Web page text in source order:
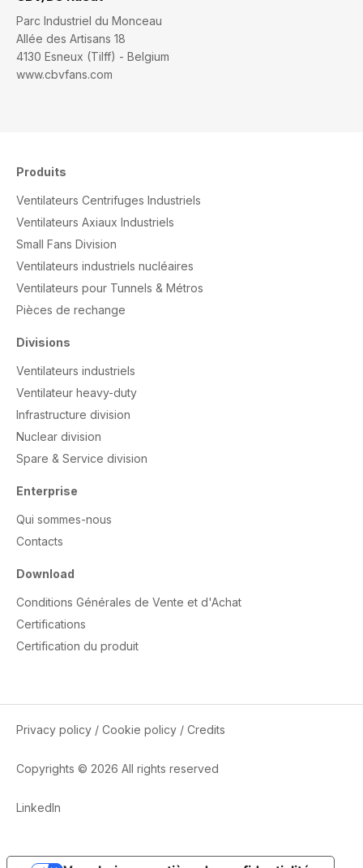
Parc Industriel du Monceau
Allée des Artisans 18
4130 Esneux (Tilff) - Belgium
www.cbvfans.com
Produits
Ventilateurs Centrifuges Industriels
Ventilateurs Axiaux Industriels
Small Fans Division
Ventilateurs industriels nucléaires
Ventilateurs pour Tunnels & Métros
Pièces de rechange
Divisions
Ventilateurs industriels
Ventilateur heavy-duty
Infrastructure division
Nuclear division
Spare & Service division
Enterprise
Qui sommes-nous
Contacts
Download
Conditions Générales de Vente et d'Achat
Certifications
Certification du produit
Privacy policy / Cookie policy / Credits
Copyrights © 2026 All rights reserved
LinkedIn